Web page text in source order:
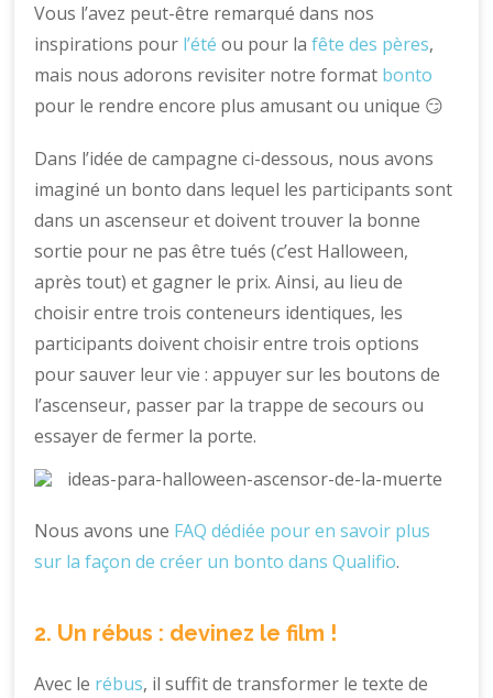
Vous l’avez peut-être remarqué dans nos
inspirations pour l’été ou pour lafête des pères,
mais nous adorons revisiter notre format bonto
pour le rendre encore plus amusant ou unique 😏
Dans l’idée de campagne ci-dessous, nous avons
imaginé un bonto dans lequel les participants sont
dans un ascenseur et doivent trouver la bonne
sortie pour ne pas être tués (c’est Halloween,
après tout) et gagner le prix. Ainsi, au lieu de
choisir entre trois conteneurs identiques, les
participants doivent choisir entre trois options
pour sauver leur vie : appuyer sur les boutons de
l’ascenseur, passer par la trappe de secours ou
essayer de fermer la porte.
Nous avons une FAQ dédiée pour en savoir plus
sur la façon de créer un bonto dans Qualifio.
2. Un rébus : devinez le film !
Avec le rébus, il suffit de transformer le texte de